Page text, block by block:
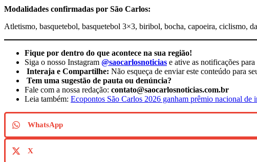
Modalidades confirmadas por São Carlos:
Atletismo, basquetebol, basquetebol 3×3, biribol, bocha, capoeira, ciclismo,
Fique por dentro do que acontece na sua região!
Siga o nosso Instagram @saocarlosnoticias e ative as notificações
Interaja e Compartilhe: Não esqueça de enviar este conteúdo para
Tem uma sugestão de pauta ou denúncia?
Fale com a nossa redação: contato@saocarlosnoticias.com.br
Leia também: Ecopontos São Carlos 2026 ganham prêmio nacional de
WhatsApp
X